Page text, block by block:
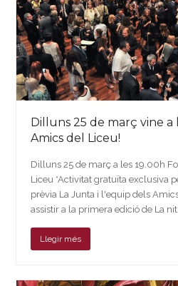
Dilluns 25 de març vine
Amics del Liceu!
Dilluns 25 de març a les 19.00h
Liceu *Activitat gratuïta exclusiva
prèvia La Junta i l'equip dels
assistir a la primera edició de La
Llegir més